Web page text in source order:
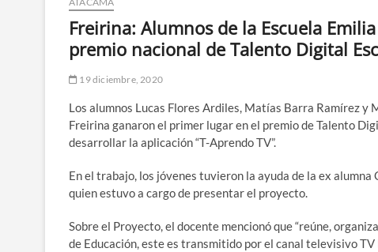
Freirina: Alumnos de la Escuela
premio nacional de Talento Digital
19 diciembre, 2020
Los alumnos Lucas Flores Ardiles, Matías Barra Ramírez y
Freirina ganaron el primer lugar en el premio de Talento
desarrollar la aplicación “T-Aprendo TV”.
En el trabajo, los jóvenes tuvieron la ayuda de la ex
quien estuvo a cargo de presentar el proyecto.
Sobre el Proyecto, el docente mencionó que “reúne,
de Educación, este es transmitido por el canal televisivo